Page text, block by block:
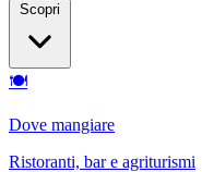
Scopri
🍽
Dove mangiare
Ristoranti, bar e agriturismi